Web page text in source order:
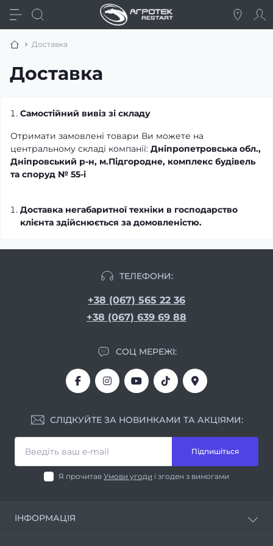
Доставка
Доставка
Самостійний вивіз зі складу
Отримати замовлені товари Ви можете на
центральному складі компанії: Дніпропетровська обл.,
Дніпровський р-н, м.Підгородне, комплекс будівель
та споруд № 55-і
Доставка негабаритної техніки в господарство
клієнта здійснюється за домовленістю.
ТЕЛЕФОНИ:
+38 (067) 565 22 36
+38 (067) 639 69 88
СОЦ МЕРЕЖІ:
СЛІДКУЙТЕ ЗА НОВИНКАМИ ТА АКЦІЯМИ:
Підпишіться
Я прочитав Умови угоди і згоден з вимогами
ІНФОРМАЦІЯ